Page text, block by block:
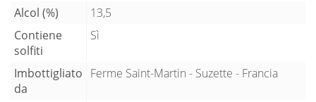
Alcol (%)
13,5
Contiene
solfiti
Sì
Imbottigliato
da
Ferme Saint-Martin - Suzette - Francia